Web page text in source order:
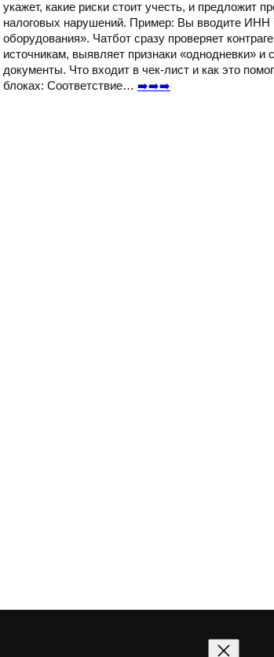
укажет, какие риски стоит учесть, и предложит
налоговых нарушений. Пример: Вы вводите ИНН
оборудования». Чатбот сразу проверяет
источникам, выявляет признаки «однодневки» и
документы. Что входит в чек-лист и как это
блоках: Соответствие… ➡️➡️➡️